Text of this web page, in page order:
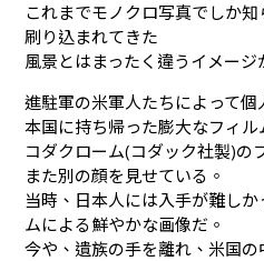
これまでモノクロ写真でしか
刷り込まれてきた
風景とはまったく違うイメージ
進駐軍の米軍人たちによって個
本国に持ち帰った膨大なフィル
コダクローム(コダック社製)の
また別の顔を見せている。
当時、日本人には入手が難し
ムによる鮮やかな画像だ。
今や、遺族の手を離れ、米国